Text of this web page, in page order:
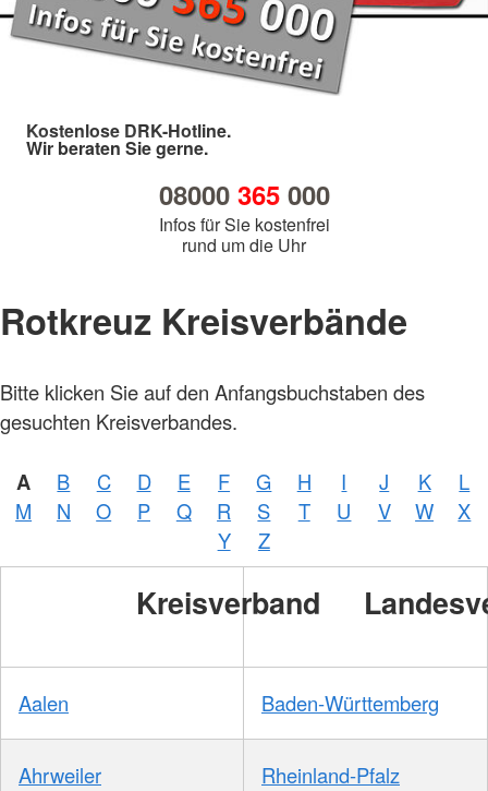
Kostenlose DRK-Hotline.
Wir beraten Sie gerne.
08000 365000
Infos für Sie kostenfrei
rund um die Uhr
Rotkreuz Kreisverbände
Bitte klicken Sie auf den Anfangsbuchstaben des
gesuchten Kreisverbandes.
A B C D E F G H I J K
L
M
N O P Q R S T U V W
X
Y
Z
Kreisverband
Aalen Baden-Württemberg
Ahrweiler Rheinland-Pfalz